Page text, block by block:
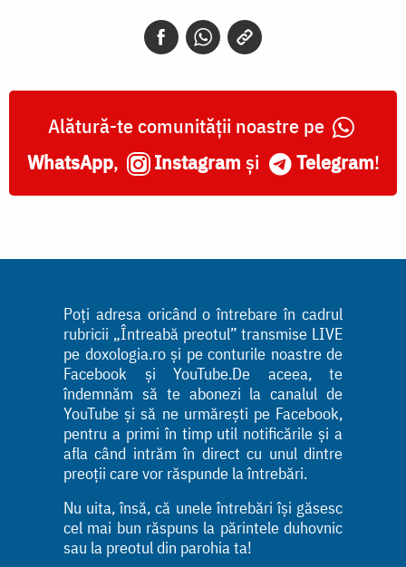
Alătură-te comunității noastre pe
WhatsApp, Instagram și Telegram!
Poți adresa oricând o întrebare în cadrul
rubricii „Întreabă preotul” transmise LIVE
pe doxologia.ro și pe conturile noastre de
Facebook și YouTube.De aceea, te
îndemnăm să te abonezi la canalul de
YouTube și să ne urmărești pe Facebook,
pentru a primi în timp util notificările și a
afla când intrăm în direct cu unul dintre
preoții care vor răspunde la întrebări.
Nu uita, însă, că unele întrebări își găsesc
cel mai bun răspuns la părintele duhovnic
sau la preotul din parohia ta!